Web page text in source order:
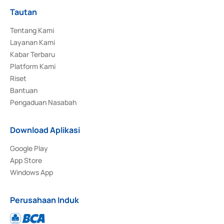
Tautan
Tentang Kami
Layanan Kami
Kabar Terbaru
Platform Kami
Riset
Bantuan
Pengaduan Nasabah
Download Aplikasi
Google Play
App Store
Windows App
Perusahaan Induk